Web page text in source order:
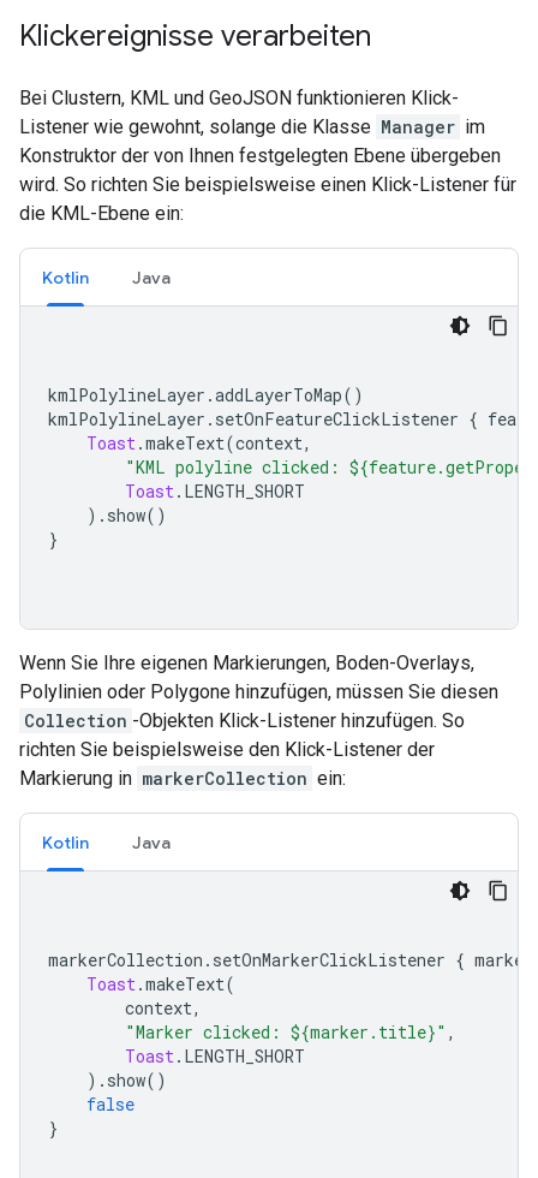
Klickereignisse verarbeiten
Bei Clustern, KML und GeoJSON funktionieren Klick-
Listener wie gewohnt, solange die Klasse Manager im
Konstruktor der von Ihnen festgelegten Ebene übergeben
wird. So richten Sie beispielsweise einen Klick-Listener für
die KML-Ebene ein:
Kotlin Java
kmlPolylineLayer .addLayerToMap()
kmlPolylineLayer . setOnFeatureClickListener {
Toast.makeText(context,
"KML polyline clicked:
Toast. LENGTH_SHORT
). show()
}
Wenn Sie Ihre eigenen Markierungen, Boden-Overlays,
Polylinien oder Polygone hinzufügen, müssen Sie diesen
Collection -Objekten Klick-Listener hinzufügen. So
richten Sie beispielsweise den Klick-Listener der
Markierung in markerCollection ein:
Kotlin Java
markerCollection . setOnMarkerClickListener { marker
Toast.makeText(
context,
"Marker clicked: ${marker.title}" ,
Toast. LENGTH_SHORT
). show()
false
}